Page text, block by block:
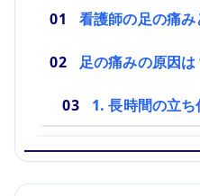
看護師の足の痛
足の痛みの原因は
1. 長時間の立